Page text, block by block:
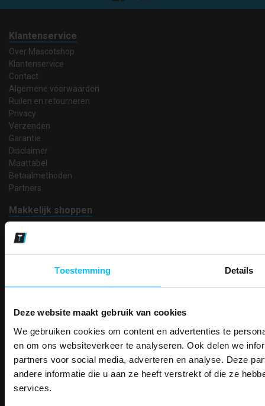
Toestemming Details
Deze website maakt gebruik van cookies
We gebruiken cookies om content en advertenties te
en om ons websiteverkeer te analyseren. Ook delen we
partners voor social media, adverteren en analyse. Deze
andere informatie die u aan ze heeft verstrekt of die ze
services.
Klantenservice
Over Mascotshop
Klantenservice
Contact
Algemene voorwaarden
Ruilen en retourneren
Privacy
Verzenden
Garantie
Disclaimer
Maattabel
Betaalmethoden
Partners
Makkelijk shoppen
Bedruk- en borduurservice
Betaalwijze
Inschrijven
Contact
TEACO VOF
ONTVANG
KORTING OP
PAK